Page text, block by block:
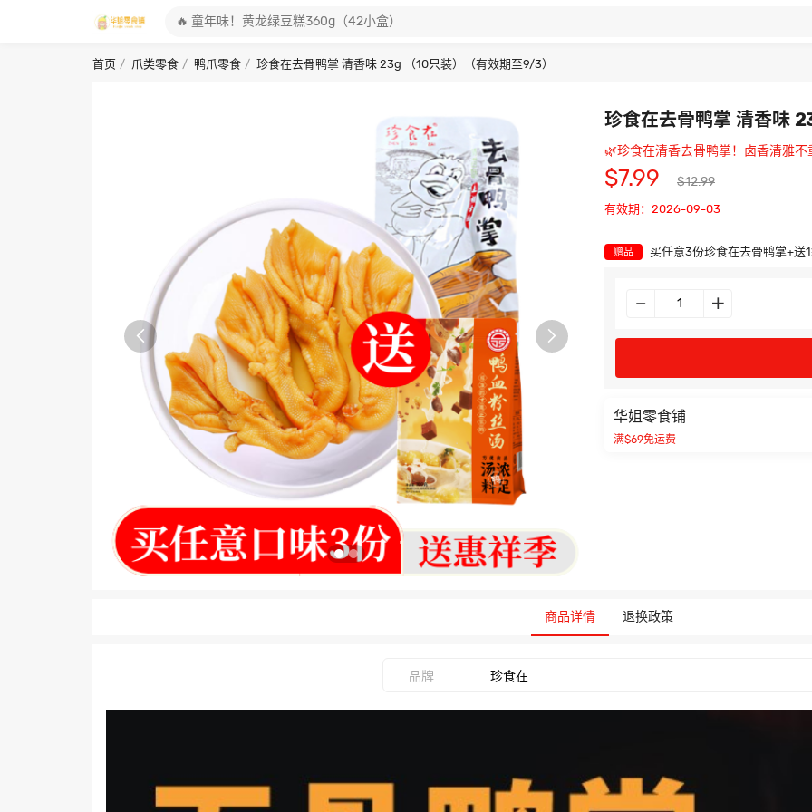
首页 爪类零食 鸭爪零食 珍食在去骨鸭掌 清香味 23g （10只装）（有效期至9/3）
 
珍食在去骨鸭掌 清香味
🌿珍食在清香去骨鸭掌！卤香清雅
$7.99 $12.99
有效期：2026-09-03
赠品 买任意3份珍食在去骨鸭掌+送
华姐零食铺
满$69免运费
商品详情 退换政策
品牌 珍食在